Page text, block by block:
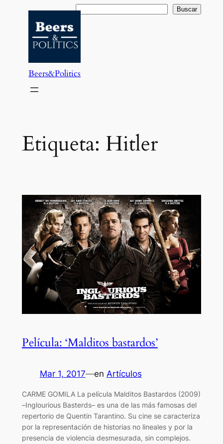
contenido
Buscar Buscar
Beers&Politics
Etiqueta: Hitler
Película: ‘Malditos bastardos’
Mar 1, 2017—en Artículos
CARME GOMILA La película Malditos Bastardos (2009)
–Inglourious Basterds– es una de las más famosas del
repertorio de Quentin Tarantino. Su cine se caracteriza
por la representación de historias no lineales y por la
presencia de violencia desmesurada, sin complejos.